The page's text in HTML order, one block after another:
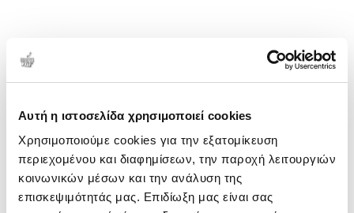
Αυτή η ιστοσελίδα χρησιμοποιεί cookies
Χρησιμοποιούμε cookies για την εξατομίκευση
περιεχομένου και διαφημίσεων, την παροχή λειτουργιών
κοινωνικών μέσων και την ανάλυση της
επισκεψιμότητάς μας. Επιδίωξη μας είναι σας